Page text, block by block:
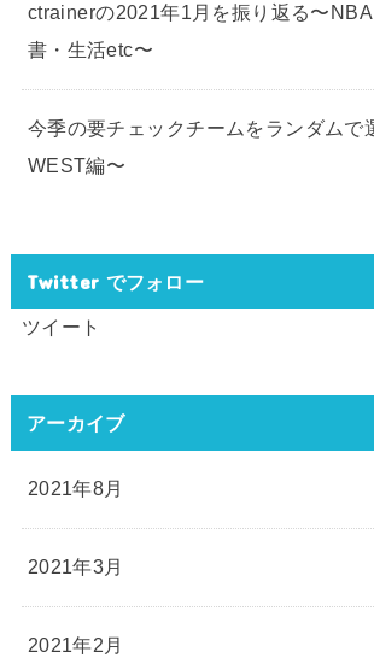
ctrainerの2021年1月を振り返る〜
書・生活etc〜
今季の要チェックチームをランダムで
WEST編〜
Twitter でフォロー
ツイート
アーカイブ
2021年8月
2021年3月
2021年2月